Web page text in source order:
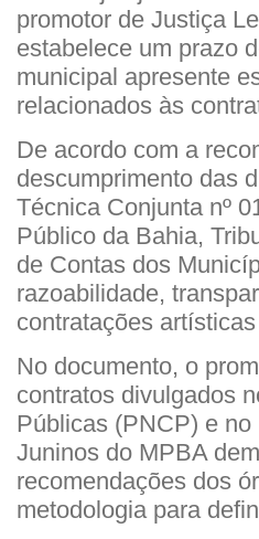
promotor de Justiça
estabelece um prazo
municipal apresente
relacionados às
De acordo com a
descumprimento das
Técnica Conjunta nº
Público da Bahia,
de Contas dos
razoabilidade,
contratações
No documento, o
contratos divulgados
Públicas (PNCP) e
Juninos do MPBA
recomendações dos
metodologia para